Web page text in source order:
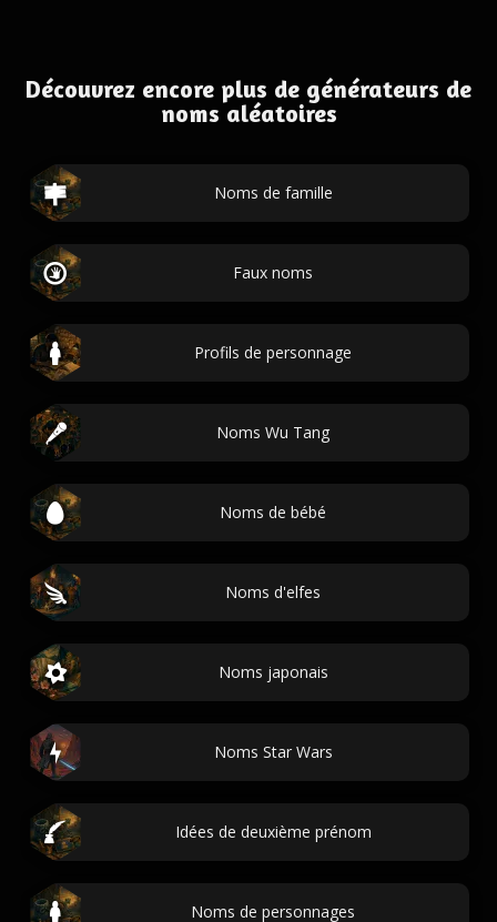
Découvrez encore plus de générateurs de
noms aléatoires
Noms de famille
Faux noms
Profils de personnage
Noms Wu Tang
Noms de bébé
Noms d'elfes
Noms japonais
Noms Star Wars
Idées de deuxième prénom
Noms de personnages